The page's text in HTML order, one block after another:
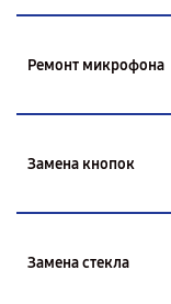
Ремонт микрофона
Замена кнопок
Замена стекла